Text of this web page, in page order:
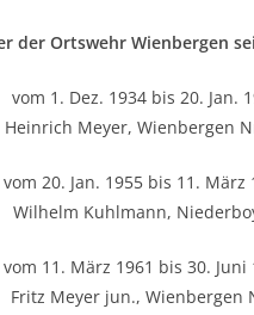
der Ortswehr Wienbergen
vom 1. Dez. 1934 bis 20. Jan.
Heinrich Meyer, Wienbergen
vom 20. Jan. 1955 bis 11. März
Wilhelm Kuhlmann,
vom 11. März 1961 bis 30. Juni
Fritz Meyer jun., Wienbergen